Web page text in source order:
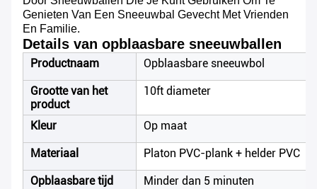
Genieten Van Een Sneeuwbal Gevecht Met Vrienden
En Familie.
Details van opblaasbare sneeuwballen
Productnaam Opblaasbare sneeuwbol
Grootte van het
product
10ft diameter
Kleur Op maat
Materiaal Platon PVC-plank + helder PVC
Opblaasbare tijd Minder dan 5 minuten